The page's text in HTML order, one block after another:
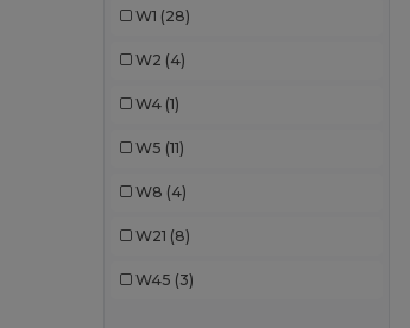
W1 (28)
W2 (4)
W4 (1)
W5 (11)
W8 (4)
W21 (8)
W45 (3)